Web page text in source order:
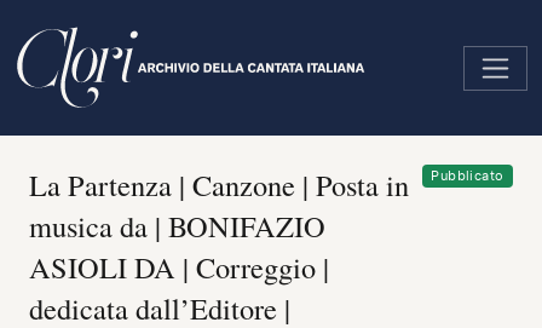
contenuto
principale
La Partenza | Canzone | Posta in
musica da | BONIFAZIO
ASIOLI DA | Correggio |
dedicata dall’Editore |
Pubblicato